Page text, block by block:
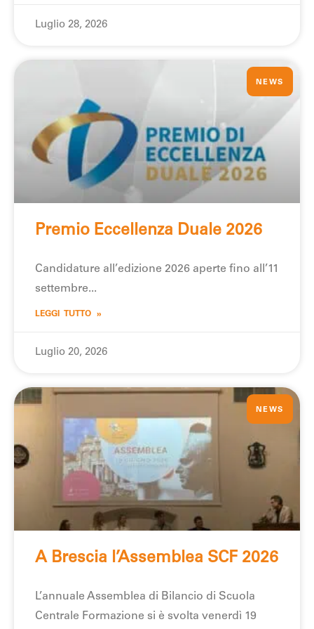
Luglio 28, 2026
NEWS
Premio Eccellenza Duale 2026
Candidature all’edizione 2026 aperte fino all’11
settembre
LEGGI TUTTO »
Luglio 20, 2026
NEWS
A Brescia l’Assemblea SCF 2026
L’annuale Assemblea di Bilancio di Scuola
Centrale Formazione si è svolta venerdì 19